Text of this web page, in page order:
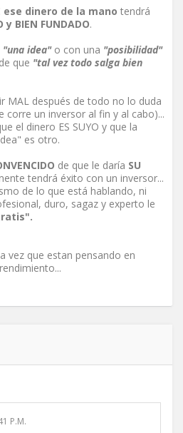
ese dinero de la mano tendrá
y BIEN FUNDADO.
"una idea" o con una "posibilidad"
que "tal vez todo salga bien
MAL después de todo no lo duda
corre un inversor al fin y al cabo)...
el dinero ES SUYO y que la
es otro.
de que le daría SU
tendrá éxito con un inversor...
de lo que está hablando, ni
duro, sagaz y experto le
vez que estan pensando en
P.M.